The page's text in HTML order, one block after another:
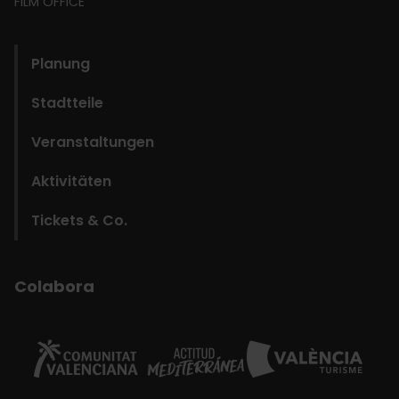
Planung
Stadtteile
Veranstaltungen
Aktivitäten
Tickets & Co.
Colabora